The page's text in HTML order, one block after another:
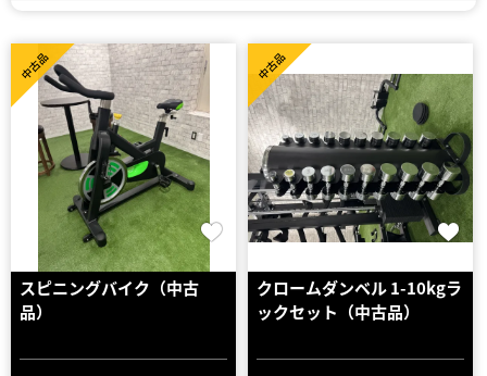
スピニングバイク（中古
品）
中古品
クロームダンベル 1-10kgラ
ックセット（中古品）
中古品